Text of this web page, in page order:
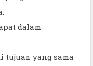
dalam
tujuan yang sama